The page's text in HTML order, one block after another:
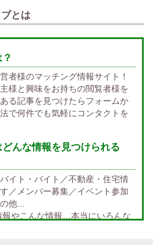
給与保証あり
週1・月1～OK
初心者歓迎
50代以上歓迎
未経験者あり
60代歓迎
宮崎 熊本 鹿児島 沖縄
とは
者様のマッチング情報サイト！
様と興味をお持ちの閲覧者様を
る記事を見つけたらフォームか
で何件でも気軽にコンタクトを
どんな情報を見つけられる
イト・バイト／不動産・住宅情
／メンバー募集／イベント参加
他...
報やこんな情報…本当にいろんな